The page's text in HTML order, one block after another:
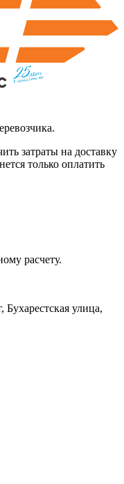
затраты на доставку
только оплатить
расчету.
улица,